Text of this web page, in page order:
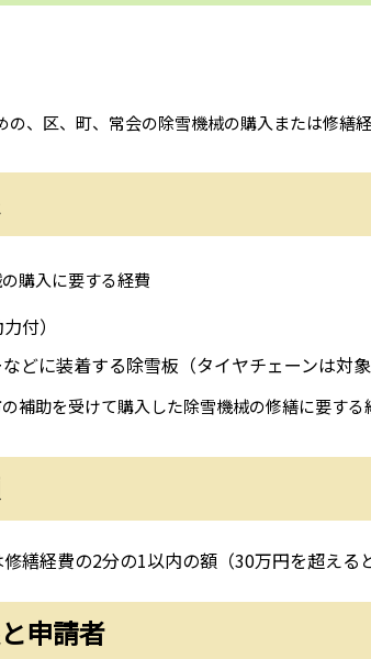
の、区、町、常会の除雪機械の購入または修繕経
の購入に要する経費
付）
などに装着する除雪板（タイヤチェーンは対象
の補助を受けて購入した除雪機械の修繕に要する
繕経費の2分の1以内の額（30万円を超える
申請者